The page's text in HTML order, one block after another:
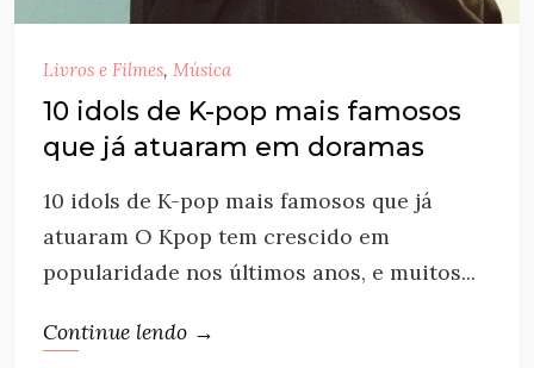
Livros e Filmes, Música
10 idols de K-pop mais famosos
que já atuaram em doramas
10 idols de K-pop mais famosos que já
atuaram O Kpop tem crescido em
popularidade nos últimos anos, e muitos...
Continue lendo →